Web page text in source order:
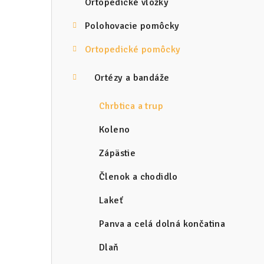
Ortopedické vložky
Polohovacie pomôcky
Ortopedické pomôcky
Ortézy a bandáže
Chrbtica a trup
Koleno
Zápästie
Členok a chodidlo
Lakeť
Panva a celá dolná končatina
Dlaň